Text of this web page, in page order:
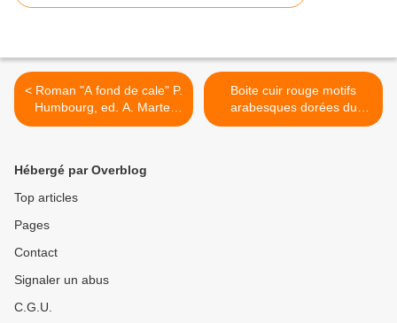
< Roman "A fond de cale" P.
Humbourg, ed. A. Martel
1953
Boite cuir rouge motifs
arabesques dorées du
Bangladesh 11,5 X 5,5cm >
Hébergé par Overblog
Top articles
Pages
Contact
Signaler un abus
C.G.U.